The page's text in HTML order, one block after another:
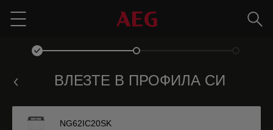
Menu
ВЛЕЗТЕ В ПРОФИЛА СИ
NG62IC20SK